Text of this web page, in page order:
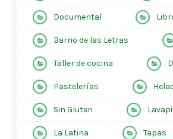
Documental
Barrio de las Letras
Taller de cocina
Pastelerías
Sin Gluten
La Latina Tapas